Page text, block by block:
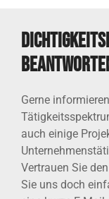
Gerne
auch einige
Vertrauen Sie
Sie uns doch